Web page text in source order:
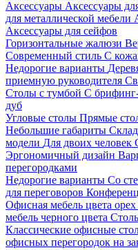
Аксессуары Аксессуары
для металлической мебели
Аксессуары для сейфов
Горизонтальные жалюзи
Современный стиль С
Недорогие варианты
приемную руководителя
Столы с тумбой С
дуб
Угловые столы Прямые
Небольшие габариты
модели Для двоих человек
Эргономичный дизайн
перегородками
Недорогие варианты Со
для переговоров
Офисная мебель цвета орех
мебель черного цвета
Классические офисные
офисных перегородок на